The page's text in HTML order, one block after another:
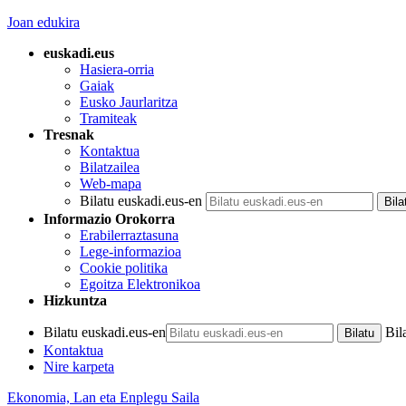
Joan edukira
euskadi.eus
Hasiera-orria
Gaiak
Eusko Jaurlaritza
Tramiteak
Tresnak
Kontaktua
Bilatzailea
Web-mapa
Bilatu euskadi.eus-en
Informazio Orokorra
Erabilerraztasuna
Lege-informazioa
Cookie politika
Egoitza Elektronikoa
Hizkuntza
Bilatu euskadi.eus-en
Kontaktua
Nire karpeta
Ekonomia, Lan eta Enplegu Saila